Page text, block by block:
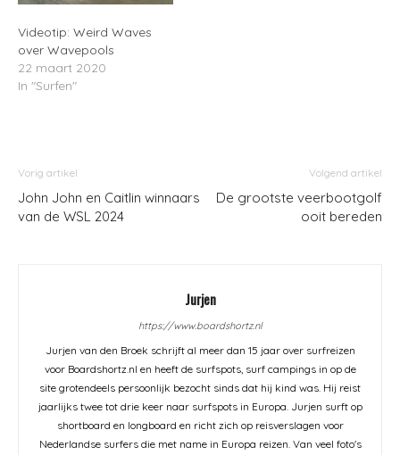
Videotip: Weird Waves
over Wavepools
22 maart 2020
In "Surfen"
Vorig artikel
John John en Caitlin winnaars
van de WSL 2024
Volgend artikel
De grootste veerbootgolf
ooit bereden
Jurjen
https://www.boardshortz.nl
Jurjen van den Broek schrijft al meer dan 15 jaar over surfreizen
voor Boardshortz.nl en heeft de surfspots, surf campings in op de
site grotendeels persoonlijk bezocht sinds dat hij kind was. Hij reist
jaarlijks twee tot drie keer naar surfspots in Europa. Jurjen surft op
shortboard en longboard en richt zich op reisverslagen voor
Nederlandse surfers die met name in Europa reizen. Van veel foto's